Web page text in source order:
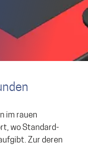
im rauen
wo Standard-
Zur deren